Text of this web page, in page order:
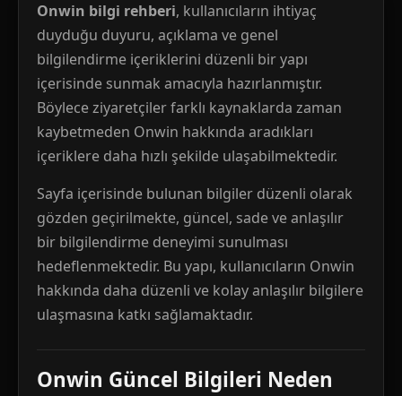
Onwin bilgi rehberi, kullanıcıların ihtiyaç
duyduğu duyuru, açıklama ve genel
bilgilendirme içeriklerini düzenli bir yapı
içerisinde sunmak amacıyla hazırlanmıştır.
Böylece ziyaretçiler farklı kaynaklarda zaman
kaybetmeden Onwin hakkında aradıkları
içeriklere daha hızlı şekilde ulaşabilmektedir.
Sayfa içerisinde bulunan bilgiler düzenli olarak
gözden geçirilmekte, güncel, sade ve anlaşılır
bir bilgilendirme deneyimi sunulması
hedeflenmektedir. Bu yapı, kullanıcıların Onwin
hakkında daha düzenli ve kolay anlaşılır bilgilere
ulaşmasına katkı sağlamaktadır.
Onwin Güncel Bilgileri Neden